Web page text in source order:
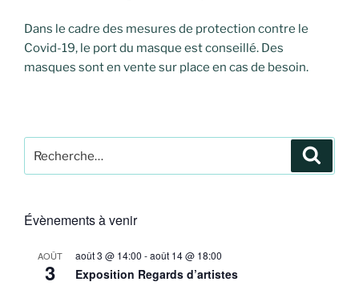
Dans le cadre des mesures de protection contre le
Covid-19, le port du masque est conseillé. Des
masques sont en vente sur place en cas de besoin.
pour
Évènements à venir
AOÛT
3
août 3 @ 14:00 -août 14 @ 18:00
Exposition Regards d’artistes